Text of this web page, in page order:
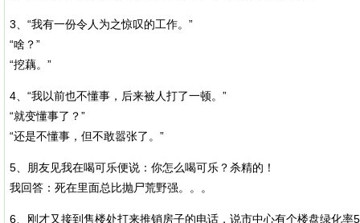
3、“我有一份令人为之惊叹的工作。”
“啥？”
“挖藕。”
4、“我以前也不懂事，后来被人打了一顿。”
“就变懂事了？”
“还是不懂事，但不敢嚣张了。”
5、朋友见我在喝可乐便说：你怎么喝可乐？杀精的！
我回答：死在里面总比抛尸荒野强。。。
6、刚才又接到售楼处打来推销房子的电话，说市中心有个楼盘绿化率